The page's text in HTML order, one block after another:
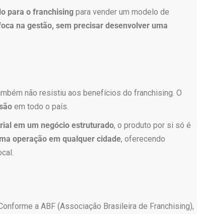
para o franchising para vender um modelo de
na gestão, sem precisar desenvolver uma
não resistiu aos benefícios do franchising. O
em todo o país.
em um negócio estruturado, o produto por si só é
operação em qualquer cidade, oferecendo
a ABF (Associação Brasileira de Franchising),